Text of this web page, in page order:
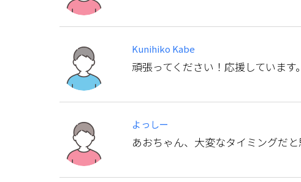
Kunihiko Kabe
頑張ってください！応援しています。
よっしー
あおちゃん、大変なタイミングだ